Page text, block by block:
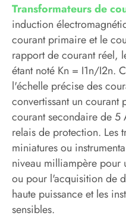
Transformateurs de
induction
courant primaire et le
rapport de courant réel,
étant noté Kn = I1n/I2n.
l'échelle précise des
convertissant un
courant secondaire de 5
relais de protection. Les
miniatures ou
niveau milliampère pour
ou pour l'acquisition de
haute puissance et les
sensibles.